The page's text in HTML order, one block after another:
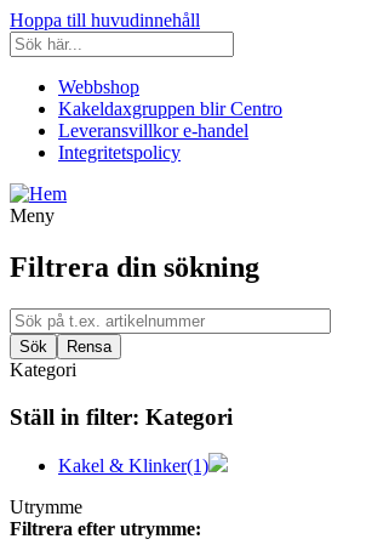
Hoppa till huvudinnehåll
Webbshop
Kakeldaxgruppen blir Centro
Leveransvillkor e-handel
Integritetspolicy
Meny
Filtrera din sökning
Kategori
Ställ in filter: Kategori
Kakel & Klinker(1)
Utrymme
Filtrera efter utrymme: